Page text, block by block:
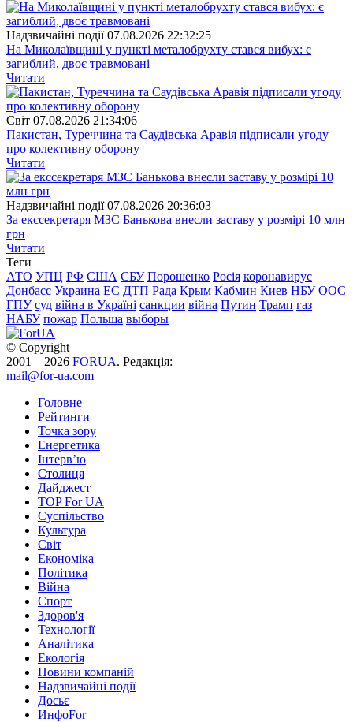
Надзвичайні події 07.08.2026 22:32:25
На Миколаївщині у пункті металобрухту стався вибух: є
загиблий, двоє травмовані
Читати
Свiт 07.08.2026 21:34:06
Пакистан, Туреччина та Саудівська Аравія підписали угоду
про колективну оборону
Читати
Надзвичайні події 07.08.2026 20:36:03
За екссекретаря МЗС Банькова внесли заставу у розмірі 10 млн
грн
Читати
Теги
АТО УПЦ РФ США СБУ Порошенко Росія коронавирус
Донбасс Украина ЕС ДТП Рада Крым Кабмин Киев НБУ ООС
ГПУ суд війна в Україні санкции війна Путин Трамп газ
НАБУ пожар Польша выборы
© Copyright
2001—2026 FORUA. Редакція:
mail@for-ua.com
Головне
Рейтинги
Точка зору
Енергетика
Інтерв’ю
Столиця
Дайджест
TOP For UA
Суспiльство
Культура
Світ
Економіка
Політика
Війна
Спорт
Здоров'я
Технології
Аналітика
Екологія
Новини компаній
Надзвичайні події
Досьє
ИнфоFor